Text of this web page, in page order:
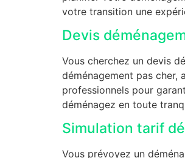
votre transition une
Devis
Vous cherchez un devis
déménagement pas
professionnels pour
déménagez en toute
Simulation tarif
Vous prévoyez un